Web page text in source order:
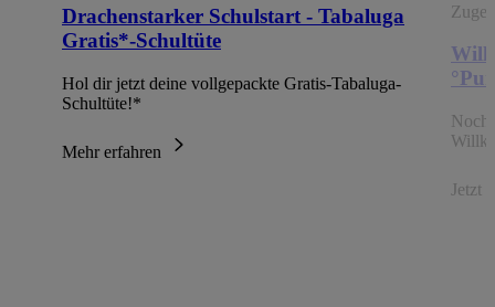
Drachenstarker Schulstart - Tabaluga
Gratis*-Schultüte
Hol dir jetzt deine vollgepackte Gratis-Tabaluga-
Schultüte!*
Mehr erfahren
Noch
Jetzt